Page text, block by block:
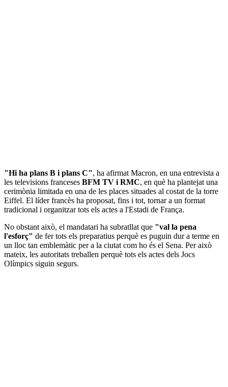
"Hi ha plans B i plans C", ha afirmat Macron, en una entrevista a
les televisions franceses BFM TV i RMC, en què ha plantejat una
cerimònia limitada en una de les places situades al costat de la torre
Eiffel. El líder francès ha proposat, fins i tot, tornar a un format
tradicional i organitzar tots els actes a l'Estadi de França.
No obstant això, el mandatari ha subratllat que "val la pena
l'esforç" de fer tots els preparatius perquè es puguin dur a terme en
un lloc tan emblemàtic per a la ciutat com ho és el Sena. Per això
mateix, les autoritats treballen perquè tots els actes dels Jocs
Olímpics siguin segurs.